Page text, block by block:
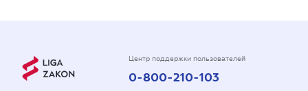
Центр поддержки пользователей
0-800-210-103